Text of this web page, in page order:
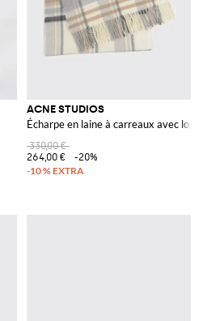
ACNE STUDIOS
Écharpe en laine à carreaux avec
330,00 €
264,00 €
-20%